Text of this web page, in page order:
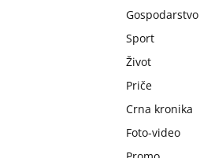
Gospodarstvo
Sport
Život
Priče
Crna kronika
Foto-video